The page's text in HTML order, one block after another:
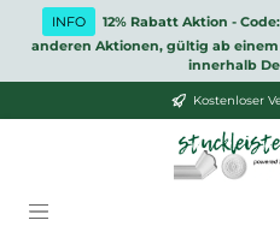
Zum Hauptinhalt springen
INFO
12% Rabatt Aktion -
anderen Aktionen, gültig ab
innerhalb
Kostenloser